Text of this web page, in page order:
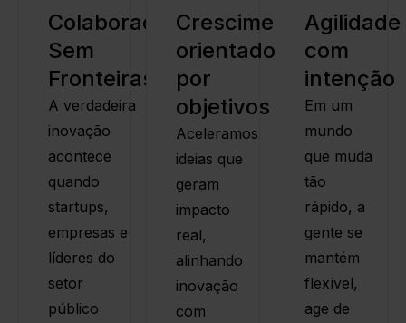
Colaboração
Sem
Fronteiras
A verdadeira
inovação
acontece
quando
startups,
empresas e
líderes do
setor
público
Crescimento
orientado
por
objetivos
Aceleramos
ideias que
geram
impacto
real,
alinhando
inovação
com
Agilidade
com
intenção
Em um
mundo
que muda
tão
rápido, a
gente se
mantém
flexível,
age de